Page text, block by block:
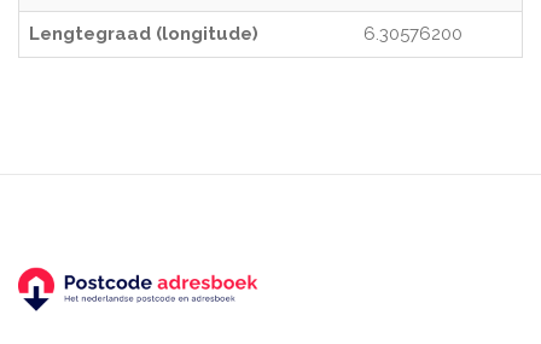
Lengtegraad (longitude) 6.30576200